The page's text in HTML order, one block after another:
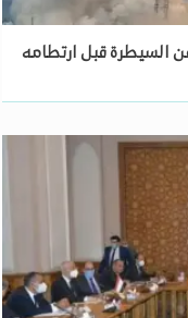
السيطرة قبل ارتطامه